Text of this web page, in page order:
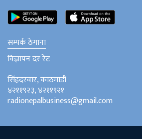
सम्पर्क ठेगाना
विज्ञापन दर रेट
सिंहदरवार, काठमाडौं
४२११९२३, ४२११९२१
radionepalbusiness@gmail.com